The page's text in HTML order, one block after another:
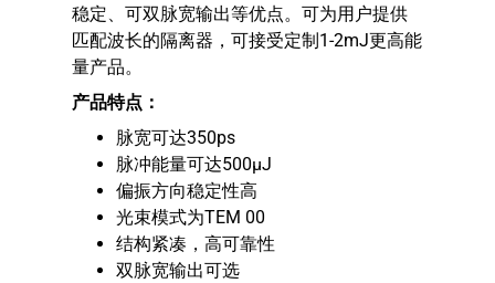
稳定、可双脉宽输出等优点。可为用户提供
匹配波长的隔离器，可接受定制1-2mJ更高能
量产品。
产品特点：
脉宽可达350ps
脉冲能量可达500μJ
偏振方向稳定性高
光束模式为TEM 00
结构紧凑，高可靠性
双脉宽输出可选